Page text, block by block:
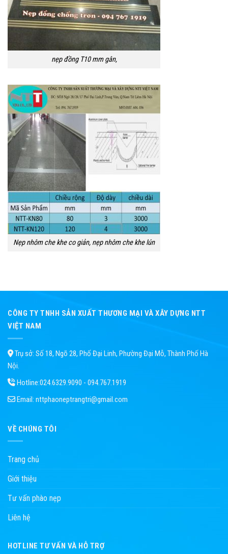
nẹp đồng T10 mm gân,
Nẹp nhôm che khe co giản, nẹp nhôm che khe lún
CÔNG TY TNHH SẢN XUẤT THƯƠNG MẠI VÀ XÂY DỰNG NTT
VIỆT NAM
Trụ sở: Số 18, Ngõ 28, Phố Đại Linh, Phường Đại Mỗ, Thành Phố Hà
Nội.
Hotline:024.6329.9090 - 094.767.1919
Email: nttphaoneptrangtri@gmail.com
VỀ CHÚNG TÔI
Trang chủ
Giới thiệu
Tư vấn phào nẹp
Liên hệ
HOTLINE TƯ VẤN VÀ HỖ TRỢ